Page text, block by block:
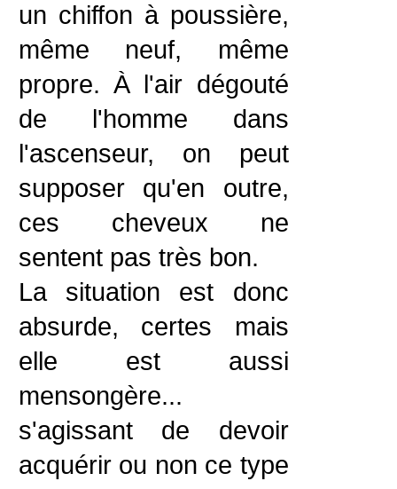
un chiffon à poussière,
même neuf, même
propre. À l'air dégouté
de l'homme dans
l'ascenseur, on peut
supposer qu'en outre,
ces cheveux ne
sentent pas très bon.
La situation est donc
absurde, certes mais
elle est aussi
mensongère...
s'agissant de devoir
acquérir ou non ce type